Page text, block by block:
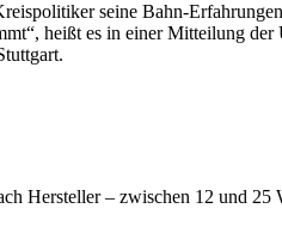
seine Bahn-
heißt es in einer Mitteilung
Hersteller – zwischen 12 und 25